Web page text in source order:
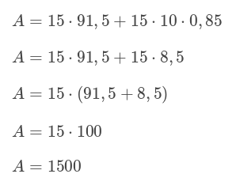
A=15⋅91 ,5+ 15⋅ 10⋅ 0 ,85
A=15⋅91 ,5+ 15⋅ 8,5
A=15⋅( 91,5+ 8 ,5)
A=15⋅100
A=1500